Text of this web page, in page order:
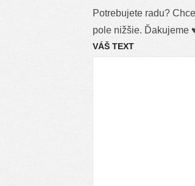
Potrebujete radu?
pole nižšie. Ďakujeme
VÁŠ TEXT